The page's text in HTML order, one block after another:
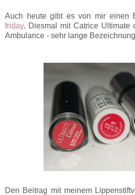
Auch heute gibt es von mir einen
friday. Diesmal mit Catrice Ultimate
Ambulance - sehr lange
Den Beitrag mit meinem